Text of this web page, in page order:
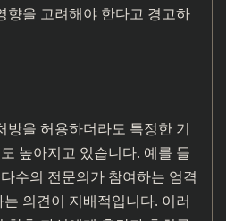
향을 고려해야 한다고 경고하
방을 허용하더라도 특정한 기
높아지고 있습니다. 예를 들
수의 전문의가 참여하는 엄격
의견이 지배적입니다. 이러